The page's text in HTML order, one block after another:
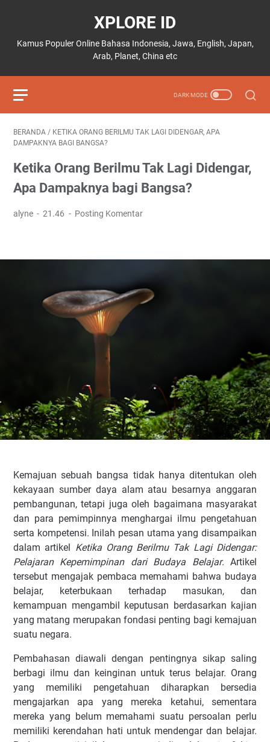
XPLORE ID
Kamus Populer Online Bahasa Indonesia, Jawa, English, Japan,
Arab, Planet, China etc
BERANDA / KETIKA ORANG BERILMU TAK LAGI DIDENGAR, APA
DAMPAKNYA BAGI BANGSA?
Ketika Orang Berilmu Tak Lagi Didengar,
Apa Dampaknya bagi Bangsa?
alyne 21.46 Posting Komentar
Kemajuan sebuah bangsa tidak hanya ditentukan oleh
kekayaan sumber daya alam atau besarnya anggaran
pembangunan, tetapi juga oleh bagaimana masyarakat
dan para pemimpinnya menghargai ilmu pengetahuan
serta kompetensi. Inilah pesan utama yang disampaikan
dalam artikel Ketika Orang Berilmu Tak Lagi Didengar:
Pelajaran Kepemimpinan dari Budaya Belajar. Artikel
tersebut mengajak pembaca memahami bahwa budaya
belajar, keterbukaan terhadap masukan, dan
kemampuan mengambil keputusan berdasarkan kajian
yang matang merupakan fondasi penting bagi kemajuan
suatu negara.
Pembahasan diawali dengan pentingnya sikap saling
berbagi ilmu dan keinginan untuk terus belajar. Orang
yang memiliki pengetahuan diharapkan bersedia
mengajarkan apa yang mereka ketahui, sementara
mereka yang belum memahami suatu persoalan perlu
memiliki kerendahan hati untuk mendengar dan belajar.